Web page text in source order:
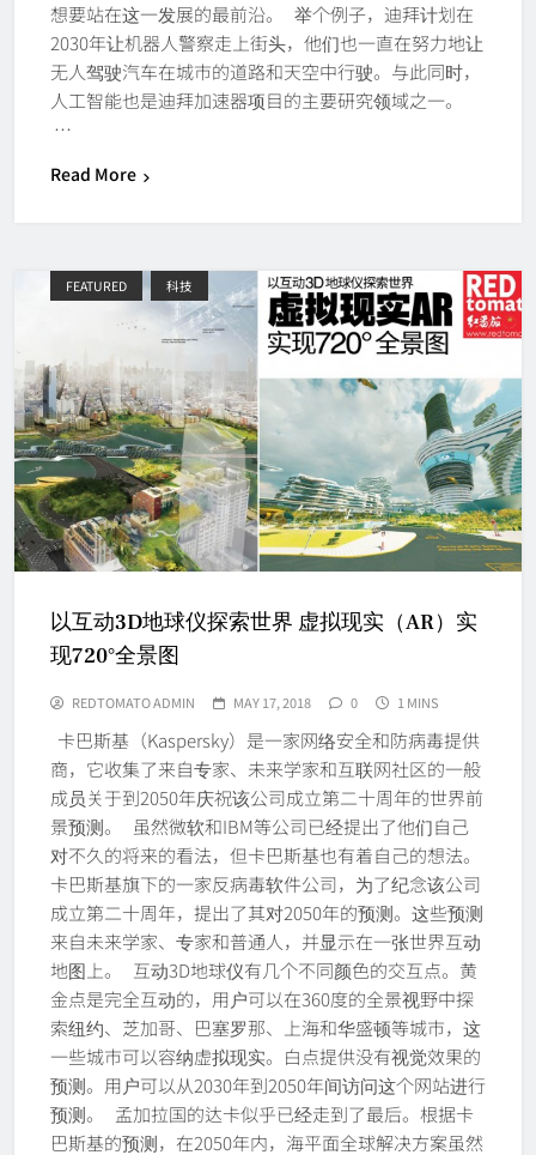
想要站在这一发展的最前沿。 举个例子，迪拜计划在
2030年让机器人警察走上街头，他们也一直在努力地让
无人驾驶汽车在城市的道路和天空中行驶。与此同时，
人工智能也是迪拜加速器项目的主要研究领域之一。
…
Read More
FEATURED 科技
以互动3D地球仪探索世界 虚拟现实（AR）实
现720°全景图
REDTOMATO ADMIN MAY 17, 2018 0 1 MINS
卡巴斯基（Kaspersky）是一家网络安全和防病毒提供
商，它收集了来自专家、未来学家和互联网社区的一般
成员关于到2050年庆祝该公司成立第二十周年的世界前
景预测。 虽然微软和IBM等公司已经提出了他们自己
对不久的将来的看法，但卡巴斯基也有着自己的想法。
卡巴斯基旗下的一家反病毒软件公司，为了纪念该公司
成立第二十周年，提出了其对2050年的预测。这些预测
来自未来学家、专家和普通人，并显示在一张世界互动
地图上。 互动3D地球仪有几个不同颜色的交互点。黄
金点是完全互动的，用户可以在360度的全景视野中探
索纽约、芝加哥、巴塞罗那、上海和华盛顿等城市，这
一些城市可以容纳虚拟现实。白点提供没有视觉效果的
预测。用户可以从2030年到2050年间访问这个网站进行
预测。 孟加拉国的达卡似乎已经走到了最后。根据卡
巴斯基的预测，在2050年内，海平面全球解决方案虽然